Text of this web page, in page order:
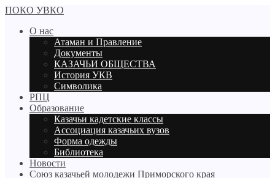
ПОКО УВКО
О нас
Атаман и Правление
Документы
КАЗАЧЬИ ОБЩЕСТВА
История УКВ
Символика
РПЦ
Образование
Казачьи кадетские классы
Ассоциация казачьих вузов
Форма одежды
Библиотека
Новости
Союз казачьей молодежи Приморского края